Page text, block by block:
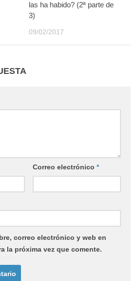
las ha habido? (2ª parte de
3)
09/02/2017
Correo electrónico *
correo electrónico y web en
la próxima vez que comente.